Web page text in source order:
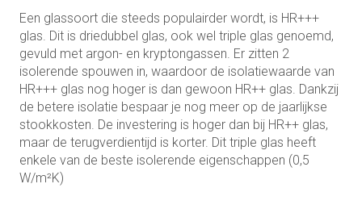
Een glassoort die steeds populairder wordt, is HR+++
glas. Dit is driedubbel glas, ook wel triple glas genoemd,
gevuld met argon- en kryptongassen. Er zitten 2
isolerende spouwen in, waardoor de isolatiewaarde van
HR+++ glas nog hoger is dan gewoon HR++ glas. Dankzij
de betere isolatie bespaar je nog meer op de jaarlijkse
stookkosten. De investering is hoger dan bij HR++ glas,
maar de terugverdientijd is korter. Dit triple glas heeft
enkele van de beste isolerende eigenschappen (0,5
W/m²K)